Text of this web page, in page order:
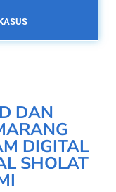
DAN
DIGITAL
SHOLAT